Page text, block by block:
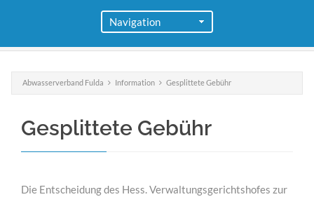
Abwasserverband Fulda Information Gesplittete Gebühr
Gesplittete Gebühr
Die Entscheidung des Hess. Verwaltungsgerichtshofes zur
für Bauherren
Lorem ipsum dolor sit amet, consectetuer adipiscing
MEHR INFOS